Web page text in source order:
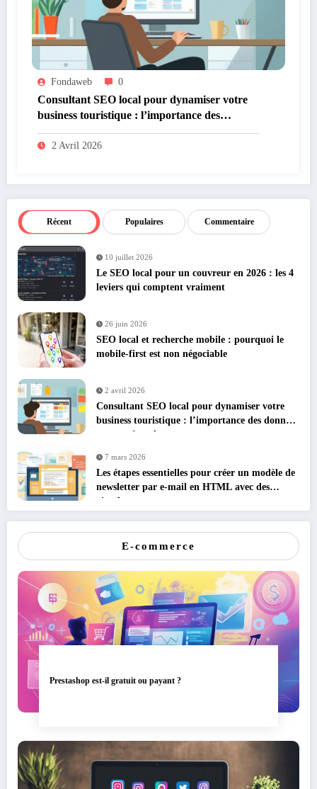
Fondaweb 0
Consultant SEO local pour dynamiser votre
business touristique : l’importance des
données structurées schema.org
2 Avril 2026
Récent Populaires Commentaire
10 juillet 2026
Le SEO local pour un couvreur en 2026 : les 4
leviers qui comptent vraiment
26 juin 2026
SEO local et recherche mobile : pourquoi le
mobile-first est non négociable
2 avril 2026
Consultant SEO local pour dynamiser votre
business touristique : l’importance des données
structurées schema.org
7 mars 2026
Les étapes essentielles pour créer un modèle de
newsletter par e-mail en HTML avec des
visuels percutants
E-commerce
Prestashop est-il gratuit ou payant ?